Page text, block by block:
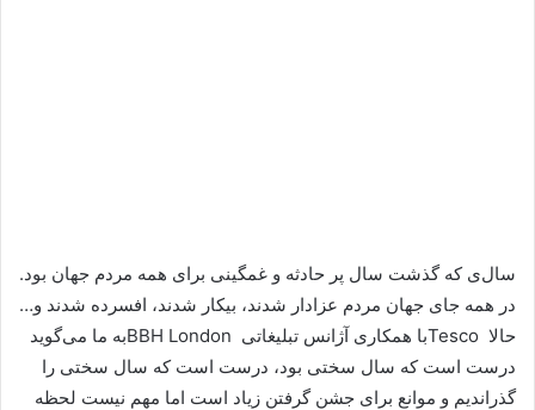
سال‌ی که گذشت سال پر حادثه و غمگینی برای همه مردم جهان بود.
در همه جای جهان مردم عزادار شدند، بیکار شدند، افسرده شدند و…
حالا Tescoبا همکاری آژانس تبلیغاتی BBH Londonبه ما می‌گوید
درست است که سال سختی بود، درست است که سال سختی را
گذراندیم و موانع برای جشن گرفتن زیاد است اما مهم نیست لحظه